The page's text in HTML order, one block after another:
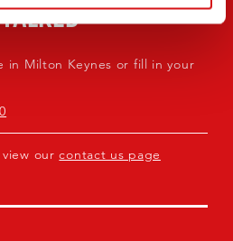
in Milton Keynes or fill in your
view ourcontact us page